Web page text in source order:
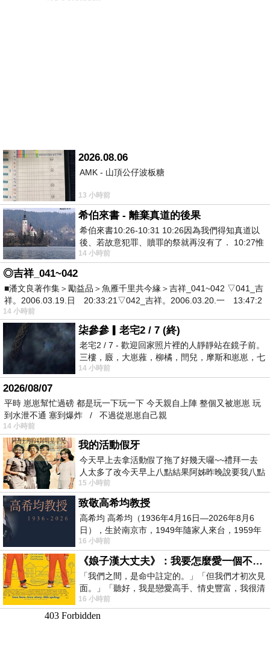
2026.08.06
AMK - 山頂公仔波板糖
13 小時前
希伯來書 - 離棄真道的後果
希伯來書10:26-10:31 10:26因為我們得知真道以
後、若故意犯罪、贖罪的祭就再沒有了． 10:27惟
有戰懼等候審判和那燒滅眾敵人的烈火
14 小時前
◎吉祥_041~042
■潘文良著作集＞勵益品＞魚雁千里共今緣＞吉祥_041~042 ▽041_吉
祥。2006.03.19.日 20:33:21▽042_吉祥。2006.03.20.一 13:47:2
14 小時前
柒參參▎老宅2 / 7 (終)
老宅2 / 7 - 歡迎回家照片裡的人靜靜站在鏡子前。
三樓，廄，大崽蕥，柳橘，閆兒，摩斯和崽崽，七
個人整整齊齊地站在鏡框之外，如同
14 小時前
2026/08/07
平時 崽崽幫忙過磅 都是玩一下玩一下 今天親自上陣 整個又被崽崽 玩
到水泄不通 塞到爆炸 / 不過從崽崽自己親
14 小時前
我的活動假牙
今天早上去拿活動假了拖了好幾天囉~~禮拜一去
人太多了改今天早上八點結果阿姊昨晚說要我八點
去西螺農會~回到莿桐都8點半多了
15 小時前
致敬高希均教授
高希均 高希均（1936年4月16日—2026年8月6
日），生於南京市，1949年隨家人來台，1959年
赴美深造並取得經濟發展博士學位。曾任
16 小時前
《娘子漢大丈夫》：我要怎麼愛一個不存在的人？
「我們之間，是命中註定的。」「但我們才初次見
面。」「聽好，我是戀愛高手、情史豐富，我很清
楚這種感覺，你我之間的那種感覺，現
16 小時前